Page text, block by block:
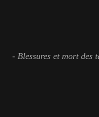
- Blessures et mort des